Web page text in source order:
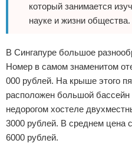
который занимается
науке и жизни
В Сингапуре большое
Номер в самом знаменитом
000 рублей. На крыше этого
расположен большой
недорогом хостеле
3000 рублей. В среднем цена
6000 рублей.